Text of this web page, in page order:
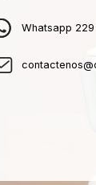
Whatsapp 229